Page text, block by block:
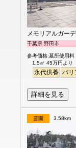
メモリアルガー
千葉県 野田市
参考価格:墓所使用料
1.5㎡ 45万円より
永代供養 バリ
詳細を見る
霊園 3.58km